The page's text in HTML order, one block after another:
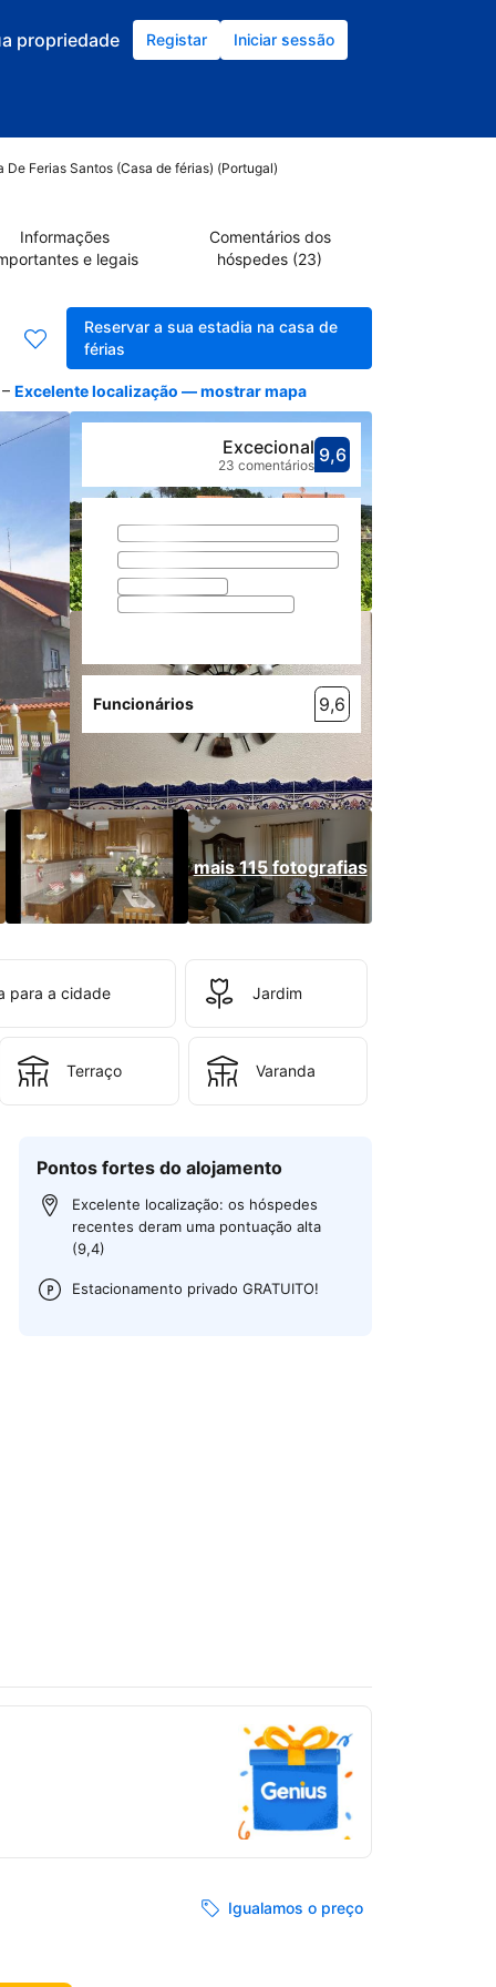
propriedade Registar Iniciar sessão
De Ferias Santos (Casa de férias) (Portugal)
Informações
e legais
Comentários dos
hóspedes (23)
Reservar a sua estadia na casa de
férias
– Excelente localização — mostrar mapa
mais 115 fotografias
Pontuado
9,6Avaliado
Excecional
23 comentários
Funcionários 9,6
para a cidade Jardim
Terraço Varanda
Pontos fortes do alojamento
Excelente localização: os hóspedes
recentes deram uma pontuação alta
(9,4)
Estacionamento privado GRATUITO!
Igualamos o preço